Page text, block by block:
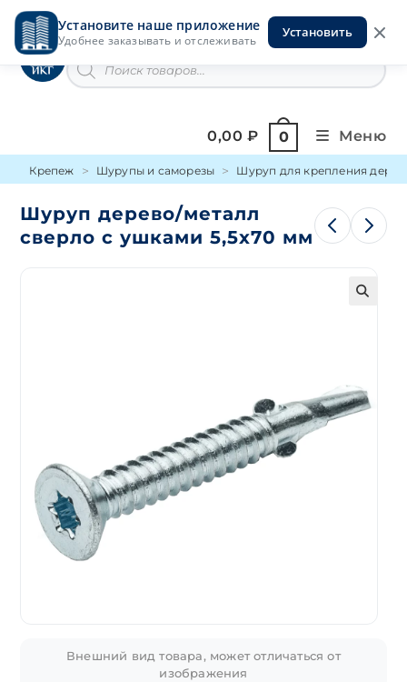
Установите наше приложение
Удобнее заказывать и отслеживать
Установить
Перейти
содержимомуИнструменты на Горской
товаров
0,00₽ 0 Меню
Крепеж Шурупы и саморезы Шуруп для крепления
Шуруп дерево/металл
сверло с ушками 5,5х70 мм
Внешний вид товара, может отличаться от
изображения